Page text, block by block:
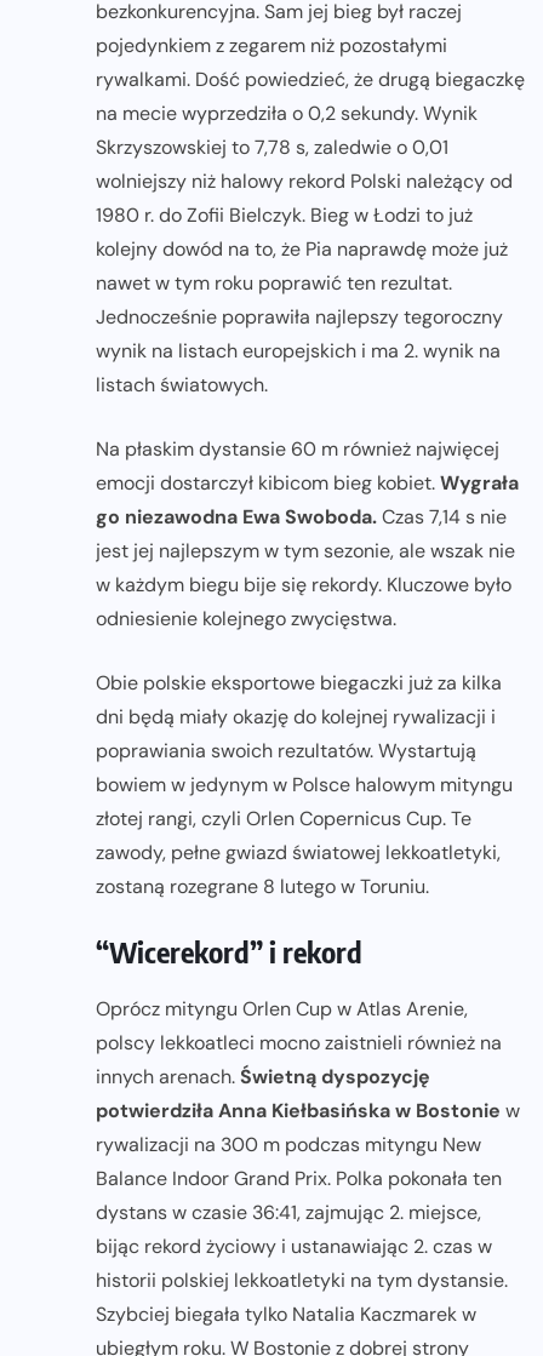
bezkonkurencyjna. Sam jej bieg był raczej
pojedynkiem z zegarem niż pozostałymi
rywalkami. Dość powiedzieć, że drugą biegaczkę
na mecie wyprzedziła o 0,2 sekundy. Wynik
Skrzyszowskiej to 7,78 s, zaledwie o 0,01
wolniejszy niż halowy rekord Polski należący od
1980 r. do Zofii Bielczyk. Bieg w Łodzi to już
kolejny dowód na to, że Pia naprawdę może już
nawet w tym roku poprawić ten rezultat.
Jednocześnie poprawiła najlepszy tegoroczny
wynik na listach europejskich i ma 2. wynik na
listach światowych.
Na płaskim dystansie 60 m również najwięcej
emocji dostarczył kibicom bieg kobiet.Wygrała
go niezawodna Ewa Swoboda.Czas 7,14 s nie
jest jej najlepszym w tym sezonie, ale wszak nie
w każdym biegu bije się rekordy. Kluczowe było
odniesienie kolejnego zwycięstwa.
Obie polskie eksportowe biegaczki już za kilka
dni będą miały okazję do kolejnej rywalizacji i
poprawiania swoich rezultatów. Wystartują
bowiem w jedynym w Polsce halowym mityngu
złotej rangi, czyli Orlen Copernicus Cup. Te
zawody, pełne gwiazd światowej lekkoatletyki,
zostaną rozegrane 8 lutego w Toruniu.
“Wicerekord” i rekord
Oprócz mityngu Orlen Cup w Atlas Arenie,
polscy lekkoatleci mocno zaistnieli również na
innych arenach.Świetną dyspozycję
potwierdziła Anna Kiełbasińska w Bostonie w
rywalizacji na 300 m podczas mityngu New
Balance Indoor Grand Prix. Polka pokonała ten
dystans w czasie 36:41, zajmując 2. miejsce,
bijąc rekord życiowy i ustanawiając 2. czas w
historii polskiej lekkoatletyki na tym dystansie.
Szybciej biegała tylko Natalia Kaczmarek w
ubiegłym roku. W Bostonie z dobrej strony